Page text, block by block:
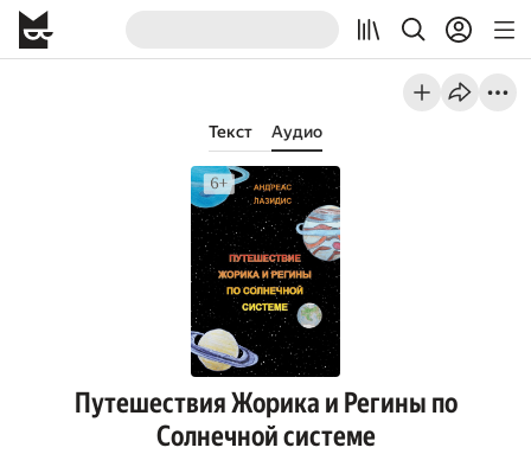
Текст Аудио
Путешествия Жорика и Регины по
Солнечной системе